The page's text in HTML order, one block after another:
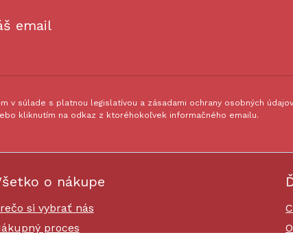
email
v súlade s platnou legislatívou a zásadami ochrany osobných
kliknutím na odkaz z ktoréhokoľvek informačného emailu.
o nákupe
si vybrať nás
proces